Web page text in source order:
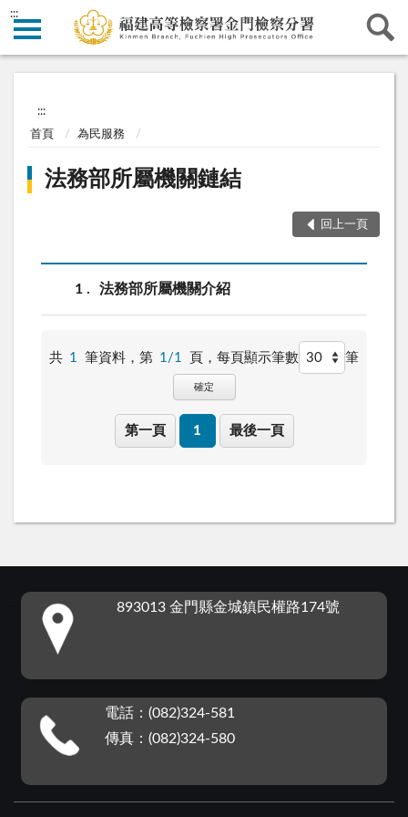
:::
:::
首頁 為民服務
法務部所屬機關鏈結
回上一頁
1 法務部所屬機關介紹
共 1 筆資料，第 1/1 頁， 每頁顯示筆數 筆
確定
第一頁 1 最後一頁
893013 金門縣金城鎮民權路174號
電話：(082)324-581
傳真：(082)324-580